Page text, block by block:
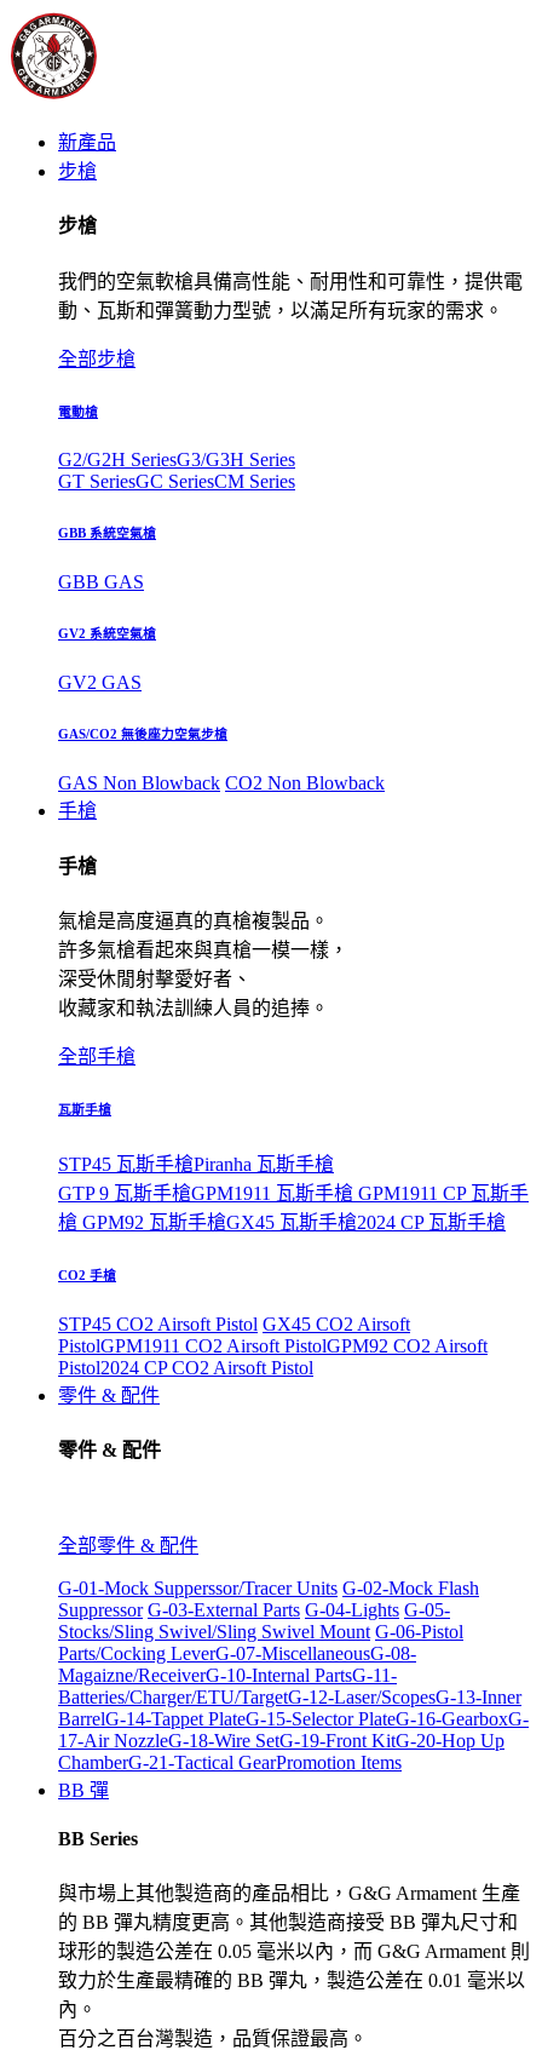
新產品
步槍
步槍
我們的空氣軟槍具備高性能、耐用性和可靠性，提供電
動、瓦斯和彈簧動力型號，以滿足所有玩家的需求。
全部步槍
電動槍
G2/G2H SeriesG3/G3H Series
GT SeriesGC SeriesCM Series
GBB 系統空氣槍
GBB GAS
GV2 系統空氣槍
GV2 GAS
GAS/CO2 無後座力空氣步槍
GAS Non Blowback CO2 Non Blowback
手槍
手槍
氣槍是高度逼真的真槍複製品。
許多氣槍看起來與真槍一模一樣，
深受休閒射擊愛好者、
收藏家和執法訓練人員的追捧。
全部手槍
瓦斯手槍
STP45 瓦斯手槍Piranha 瓦斯手槍
GTP 9 瓦斯手槍GPM1911 瓦斯手槍 GPM1911 CP 瓦斯手
槍 GPM92 瓦斯手槍GX45 瓦斯手槍2024 CP 瓦斯手槍
CO2 手槍
STP45 CO2 Airsoft Pistol GX45 CO2 Airsoft
PistolGPM1911 CO2 Airsoft PistolGPM92 CO2 Airsoft
Pistol2024 CP CO2 Airsoft Pistol
零件 & 配件
零件 & 配件
全部零件 & 配件
G-01-Mock Supperssor/Tracer Units G-02-Mock Flash
Suppressor G-03-External Parts G-04-Lights G-05-
Stocks/Sling Swivel/Sling Swivel Mount G-06-Pistol
Parts/Cocking LeverG-07-MiscellaneousG-08-
Magaizne/ReceiverG-10-Internal PartsG-11-
Batteries/Charger/ETU/TargetG-12-Laser/ScopesG-13-Inner
BarrelG-14-Tappet PlateG-15-Selector PlateG-16-GearboxG-
17-Air NozzleG-18-Wire SetG-19-Front KitG-20-Hop Up
ChamberG-21-Tactical GearPromotion Items
BB 彈
BB Series
與市場上其他製造商的產品相比，G&G Armament 生產
的 BB 彈丸精度更高。其他製造商接受 BB 彈丸尺寸和
球形的製造公差在 0.05 毫米以內，而 G&G Armament 則
致力於生產最精確的 BB 彈丸，製造公差在 0.01 毫米以
內。
百分之百台灣製造，品質保證最高。